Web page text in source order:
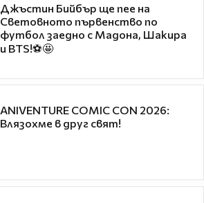
Джъстин Бийбър ще пее на
Световното първенство по
футбол заедно с Мадона, Шакира
и BTS!⚽🤩
ANIVENTURE COMIC CON 2026:
Влязохме в друг свят!